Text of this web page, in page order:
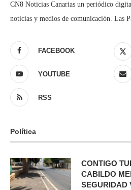
CN8 Noticias Canarias un periódico
noticias y medios de comunicación. Las
FACEBOOK
YOUTUBE
RSS
Política
CONTIGO
CABILDO
SEGURIDAD